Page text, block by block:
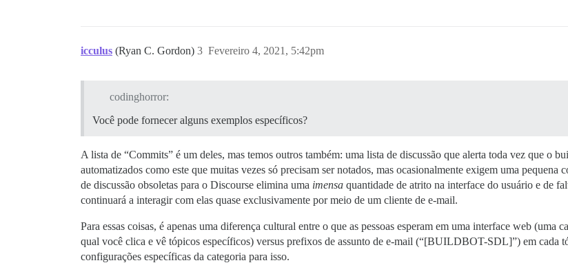
icculus (Ryan C. Gordon) Fevereiro 4, 2021, 5:42pm
3
codinghorror:
Você pode fornecer alguns exemplos específicos?
A lista de “Commits” é um deles, mas temos outros também: uma lista de discussão que alerta toda vez que o
automatizados como este que muitas vezes só precisam ser notados, mas ocasionalmente exigem uma pequena
de discussão obsoletas para o Discourse elimina uma imensa quantidade de atrito na interface do usuário e de
continuará a interagir com elas quase exclusivamente por meio de um cliente de e-mail.
Para essas coisas, é apenas uma diferença cultural entre o que as pessoas esperam em uma interface web
qual você clica e vê tópicos específicos) versus prefixos de assunto de e-mail (“[BUILDBOT-SDL]”) em cada
configurações específicas da categoria para isso.